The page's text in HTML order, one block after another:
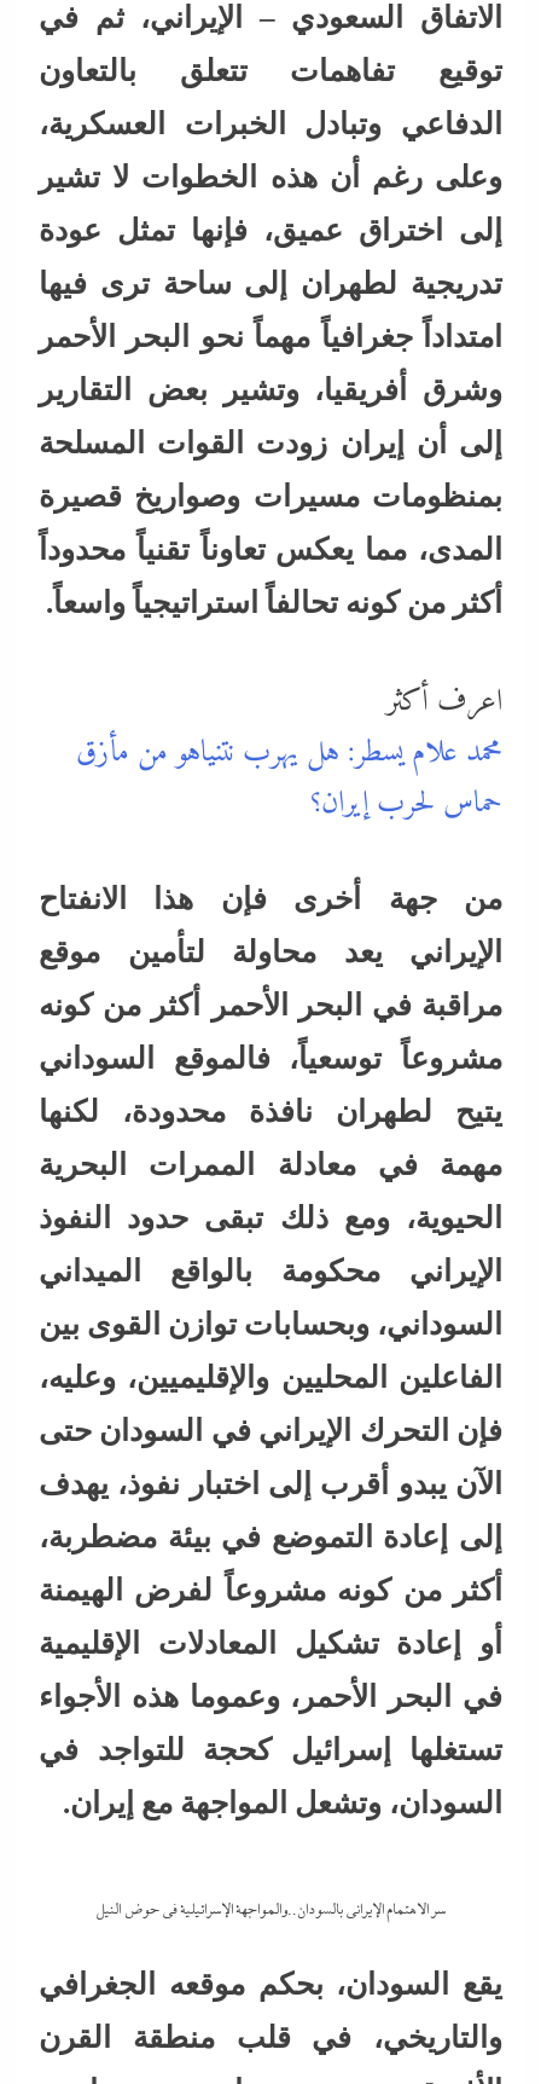
الاتفاق السعودي – الإيراني، ثم في
توقيع تفاهمات تتعلق بالتعاون
الدفاعي وتبادل الخبرات العسكرية،
وعلى رغم أن هذه الخطوات لا تشير
إلى اختراق عميق، فإنها تمثل عودة
تدريجية لطهران إلى ساحة ترى فيها
امتداداً جغرافياً مهماً نحو البحر الأحمر
وشرق أفريقيا، وتشير بعض التقارير
إلى أن إيران زودت القوات المسلحة
بمنظومات مسيرات وصواريخ قصيرة
المدى، مما يعكس تعاوناً تقنياً محدوداً
أكثر من كونه تحالفاً استراتيجياً واسعاً.
اعرف أكثر
محمد علام يسطر: هل يهرب نتنياهو من مأزق
حماس لحرب إيران؟
من جهة أخرى فإن هذا الانفتاح
الإيراني يعد محاولة لتأمين موقع
مراقبة في البحر الأحمر أكثر من كونه
مشروعاً توسعياً، فالموقع السوداني
يتيح لطهران نافذة محدودة، لكنها
مهمة في معادلة الممرات البحرية
الحيوية، ومع ذلك تبقى حدود النفوذ
الإيراني محكومة بالواقع الميداني
السوداني، وبحسابات توازن القوى بين
الفاعلين المحليين والإقليميين، وعليه،
فإن التحرك الإيراني في السودان حتى
الآن يبدو أقرب إلى اختبار نفوذ، يهدف
إلى إعادة التموضع في بيئة مضطربة،
أكثر من كونه مشروعاً لفرض الهيمنة
أو إعادة تشكيل المعادلات الإقليمية
في البحر الأحمر، وعموما هذه الأجواء
تستغلها إسرائيل كحجة للتواجد في
السودان، وتشعل المواجهة مع إيران.
سر الاهتمام الإيرانى بالسودان..والمواجهة الإسرائيلية في حوض النيل
يقع السودان، بحكم موقعه الجغرافي
والتاريخي، في قلب منطقة القرن